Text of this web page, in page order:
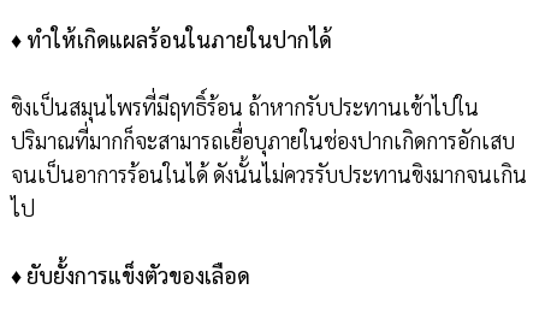
♦ ทำให้เกิดแผลร้อนในภายในปากได้
ขิงเป็นสมุนไพรที่มีฤทธิ์ร้อน ถ้าหากรับประทานเข้าไปใน
ปริมาณที่มากก็จะสามารถเยื่อบุภายในช่องปากเกิดการอักเสบ
จนเป็นอาการร้อนในได้ ดังนั้นไม่ควรรับประทานขิงมากจนเกิน
ไป
♦ ยับยั้งการแข็งตัวของเลือด